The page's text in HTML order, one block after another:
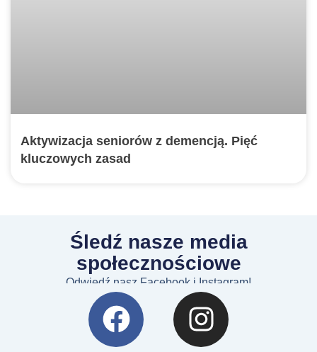
Aktywizacja seniorów z demencją. Pięć
kluczowych zasad
Śledź nasze media
społecznościowe
Odwiedź nasz Facebook i Instagram!